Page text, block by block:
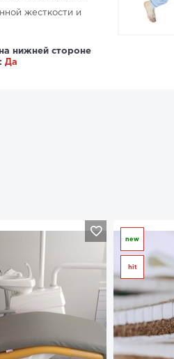
жесткости и
нижней стороне
Да
new
hit